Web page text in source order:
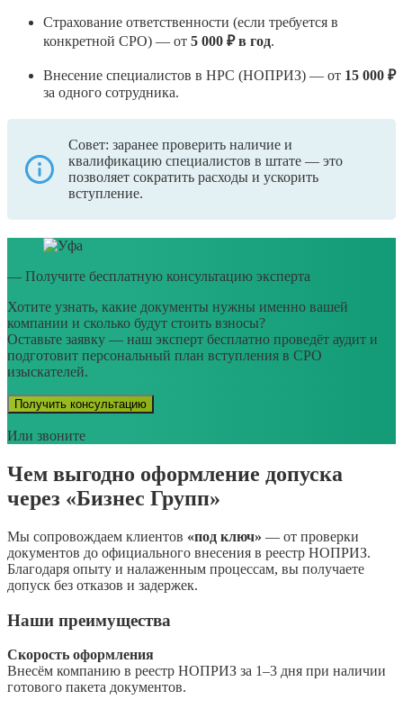
Страхование ответственности (если требуется в
конкретной СРО) — от 5 000 ₽ в год.
Внесение специалистов в НРС (НОПРИЗ) — от 15 000 ₽
за одного сотрудника.
Совет: заранее проверить наличие и
квалификацию специалистов в штате — это
позволяет сократить расходы и ускорить
вступление.
— Получите бесплатную консультацию эксперта
Хотите узнать, какие документы нужны именно вашей
компании и сколько будут стоить взносы?
Оставьте заявку — наш эксперт бесплатно проведёт аудит и
подготовит персональный план вступления в СРО
изыскателей.
Получить консультацию
Или звоните
Чем выгодно оформление допуска
через «Бизнес Групп»
Мы сопровождаем клиентов «под ключ» — от проверки
документов до официального внесения в реестр НОПРИЗ.
Благодаря опыту и налаженным процессам, вы получаете
допуск без отказов и задержек.
Наши преимущества
Скорость оформления
Внесём компанию в реестр НОПРИЗ за 1–3 дня при наличии
готового пакета документов.